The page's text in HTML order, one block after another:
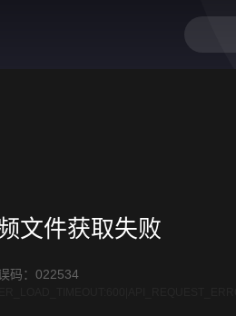
文件获取失败
码：022534